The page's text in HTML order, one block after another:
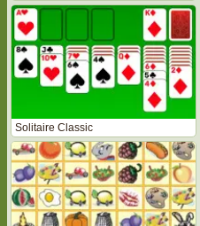
Solitaire Classic